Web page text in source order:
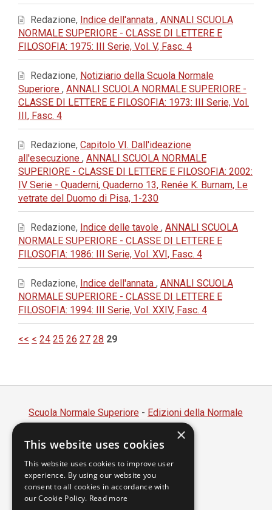
Redazione, Indice dell'annata , ANNALI SCUOLA
NORMALE SUPERIORE - CLASSE DI LETTERE E
FILOSOFIA: 1975: III Serie, Vol. V, Fasc. 4
Redazione, Notiziario della Scuola Normale
Superiore , ANNALI SCUOLA NORMALE SUPERIORE -
CLASSE DI LETTERE E FILOSOFIA: 1973: III Serie, Vol.
III, Fasc. 4
Redazione, Capitolo VI. Dall'ideazione
all'esecuzione , ANNALI SCUOLA NORMALE
SUPERIORE - CLASSE DI LETTERE E FILOSOFIA: 2002:
IV Serie - Quaderni, Quaderno 13, Renée K. Burnam, Le
vetrate del Duomo di Pisa, 1-230
Redazione, Indice delle tavole , ANNALI SCUOLA
NORMALE SUPERIORE - CLASSE DI LETTERE E
FILOSOFIA: 1986: III Serie, Vol. XVI, Fasc. 4
Redazione, Indice dell'annata , ANNALI SCUOLA
NORMALE SUPERIORE - CLASSE DI LETTERE E
FILOSOFIA: 1994: III Serie, Vol. XXIV, Fasc. 4
<< < 24 25 26 27 28 29
Scuola Normale Superiore - Edizioni della Normale
Piazza dei Cavalieri, 7 - 56126 Pisa
Codice fiscale 80005050507
Partita IVA 00420000507
segreteria.annali@sns.it
Accessibilità
×
This website uses cookies
This website uses cookies to improve user
experience. By using our website you
consent to all cookies in accordance with
our Cookie Policy. Read more